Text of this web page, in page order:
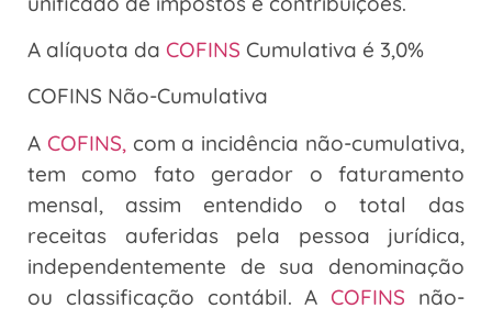
A alíquota da COFINS Cumulativa é 3,0%
COFINS Não-Cumulativa
A COFINS, com a incidência não-cumulativa,
tem como fato gerador o faturamento
mensal, assim entendido o total das
receitas auferidas pela pessoa jurídica,
independentemente de sua denominação
ou classificação contábil. ACOFINS não-